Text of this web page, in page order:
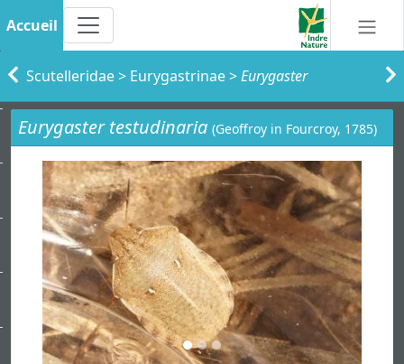
Accueil
Scutelleridae> Eurygastrinae>Eurygaster
Eurygaster testudinaria (Geoffroy in Fourcroy, 1785)